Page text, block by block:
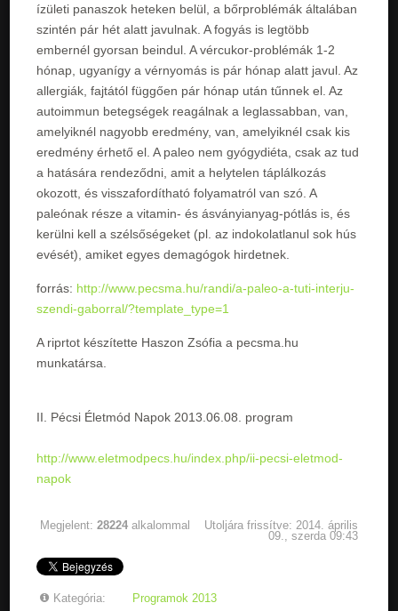
ízületi panaszok heteken belül, a bőrproblémák általában
szintén pár hét alatt javulnak. A fogyás is legtöbb
embernél gyorsan beindul. A vércukor-problémák 1-2
hónap, ugyanígy a vérnyomás is pár hónap alatt javul. Az
allergiák, fajtától függően pár hónap után tűnnek el. Az
autoimmun betegségek reagálnak a leglassabban, van,
amelyiknél nagyobb eredmény, van, amelyiknél csak kis
eredmény érhető el. A paleo nem gyógydiéta, csak az tud
a hatására rendeződni, amit a helytelen táplálkozás
okozott, és visszafordítható folyamatról van szó. A
paleónak része a vitamin- és ásványianyag-pótlás is, és
kerülni kell a szélsőségeket (pl. az indokolatlanul sok hús
evését), amiket egyes demagógok hirdetnek.
forrás: http://www.pecsma.hu/randi/a-paleo-a-tuti-interju-
szendi-gaborral/?template_type=1
A riprtot készítette Haszon Zsófia a pecsma.hu
munkatársa.
II. Pécsi Életmód Napok 2013.06.08. program
http://www.eletmodpecs.hu/index.php/ii-pecsi-eletmod-
napok
Megjelent:28224 alkalommal
Utoljára frissítve: 2014. április
09., szerda 09:43
Kategória: Programok 2013